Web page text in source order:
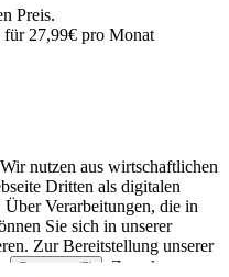
Preis.
für 27,99€ pro Monat
nutzen aus wirtschaftlichen
Dritten als digitalen
Verarbeitungen, die in
Sie sich in unserer
Zur Bereitstellung unserer
Partnern (5)
. Zwecke: